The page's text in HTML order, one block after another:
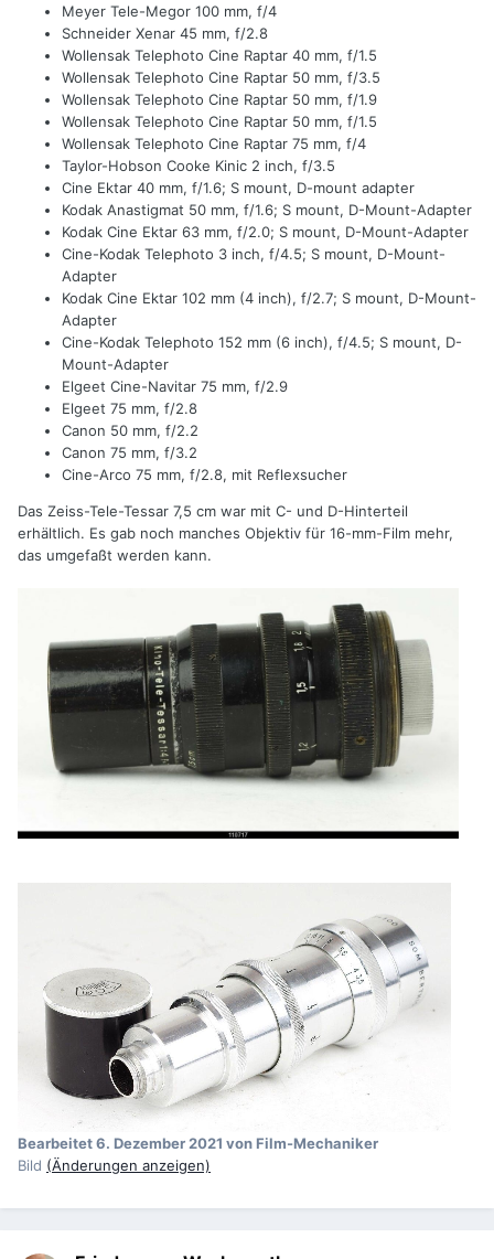
Meyer Tele-Megor 100 mm, f/4
Schneider Xenar 45 mm, f/2.8
Wollensak Telephoto Cine Raptar 40 mm, f/1.5
Wollensak Telephoto Cine Raptar 50 mm, f/3.5
Wollensak Telephoto Cine Raptar 50 mm, f/1.9
Wollensak Telephoto Cine Raptar 50 mm, f/1.5
Wollensak Telephoto Cine Raptar 75 mm, f/4
Taylor-Hobson Cooke Kinic 2 inch, f/3.5
Cine Ektar 40 mm, f/1.6; S mount, D-mount adapter
Kodak Anastigmat 50 mm, f/1.6; S mount, D-Mount-Adapter
Kodak Cine Ektar 63 mm, f/2.0; S mount, D-Mount-Adapter
Cine-Kodak Telephoto 3 inch, f/4.5; S mount, D-Mount-
Adapter
Kodak Cine Ektar 102 mm (4 inch), f/2.7; S mount, D-Mount-
Adapter
Cine-Kodak Telephoto 152 mm (6 inch), f/4.5; S mount, D-
Mount-Adapter
Elgeet Cine-Navitar 75 mm, f/2.9
Elgeet 75 mm, f/2.8
Canon 50 mm, f/2.2
Canon 75 mm, f/3.2
Cine-Arco 75 mm, f/2.8, mit Reflexsucher
Das Zeiss-Tele-Tessar 7,5 cm war mit C- und D-Hinterteil
erhältlich. Es gab noch manches Objektiv für 16-mm-Film mehr,
das umgefaßt werden kann.
Bearbeitet6. Dezember 2021 von Film-Mechaniker
Bild (Änderungen anzeigen)